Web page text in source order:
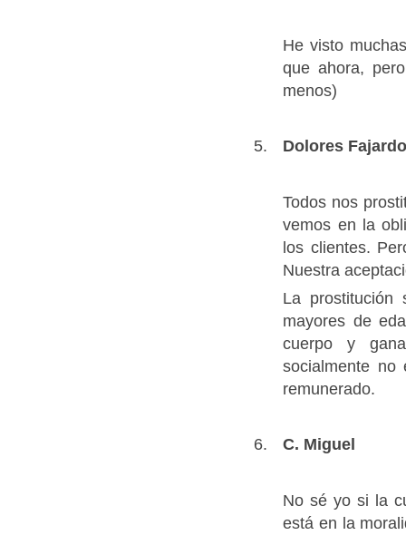
He visto
que ahora,
menos)
Dolores
Todos nos
vemos en la
los clientes.
Nuestra
La prostitución
mayores de
cuerpo y
socialmente no
remunerado.
C. Miguel
No sé yo si la
está en la